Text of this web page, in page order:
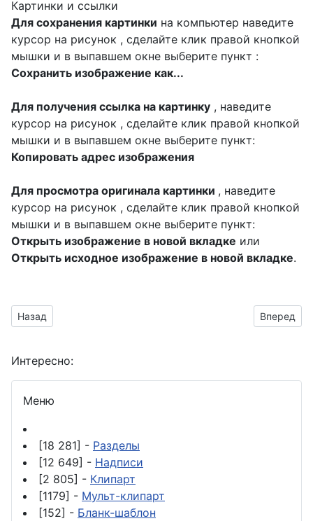
Картинки и ссылки
Для сохранения картинки на компьютер наведите
курсор на рисунок , сделайте клик правой кнопкой
мышки и в выпавшем окне выберите пункт :
Сохранить изображение как...
Для получения ссылка на картинку , наведите
курсор на рисунок , сделайте клик правой кнопкой
мышки и в выпавшем окне выберите пункт:
Копировать адрес изображения
Для просмотра оригинала картинки , наведите
курсор на рисунок , сделайте клик правой кнопкой
мышки и в выпавшем окне выберите пункт:
Открыть изображение в новой вкладке или
Открыть исходное изображение в новой вкладке.
Предыдущий материал: коллекция надписей с именем
Назад Вперед
Интересно:
Меню
[18 281] - Разделы
[12 649] - Надписи
[2 805] - Клипарт
[1179] - Мульт-клипарт
[152] - Бланк-шаблон